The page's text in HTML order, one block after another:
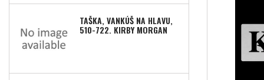
TAŠKA, VANKÚŠ NA HLAVU,
510-722, KIRBY MORGAN